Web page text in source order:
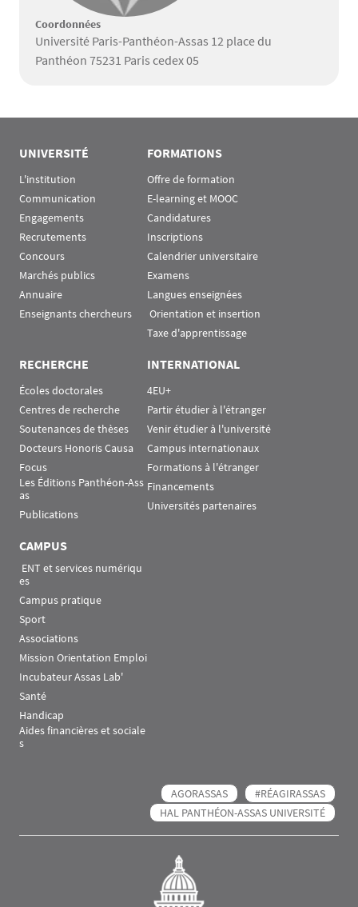
Coordonnées
Université Paris-Panthéon-Assas 12 place du
Panthéon 75231 Paris cedex 05
UNIVERSITÉ
L'institution
Communication
Engagements
Recrutements
Concours
Marchés publics
Annuaire
Enseignants chercheurs
FORMATIONS
Offre de formation
E-learning et MOOC
Candidatures
Inscriptions
Calendrier universitaire
Examens
Langues enseignées
Orientation et insertion
Taxe d'apprentissage
RECHERCHE
Écoles doctorales
Centres de recherche
Soutenances de thèses
Docteurs Honoris Causa
Focus
Les Éditions Panthéon-Ass
as
Publications
INTERNATIONAL
4EU+
Partir étudier à l'étranger
Venir étudier à l'université
Campus internationaux
Formations à l'étranger
Financements
Universités partenaires
CAMPUS
es
Campus pratique
Sport
Associations
Mission Orientation Emploi
Incubateur Assas Lab'
Santé
Handicap
Aides financières et sociale
s
AGORASSAS
#RÉAGIRASSAS
HAL PANTHÉON-ASSAS UNIVERSITÉ